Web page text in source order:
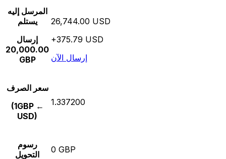
المرسل إليه
يستلم
إرسال
20,000.00
GBP
26,744.00 USD
+375.79 USD
إرسال الآن
سعر الصرف
(1GBP ←
USD)
1.337200
رسوم
التحويل
0 GBP